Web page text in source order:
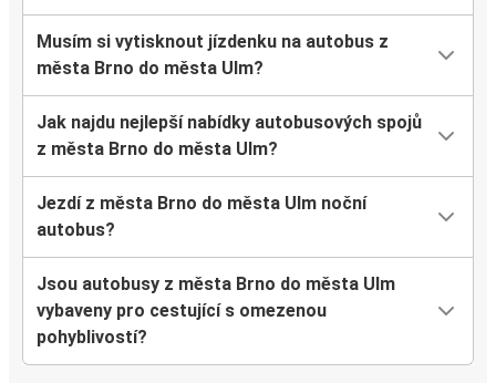
Musím si vytisknout jízdenku na autobus z
města Brno do města Ulm?
Jak najdu nejlepší nabídky autobusových spojů
z města Brno do města Ulm?
Jezdí z města Brno do města Ulm noční
autobus?
Jsou autobusy z města Brno do města Ulm
vybaveny pro cestující s omezenou
pohyblivostí?